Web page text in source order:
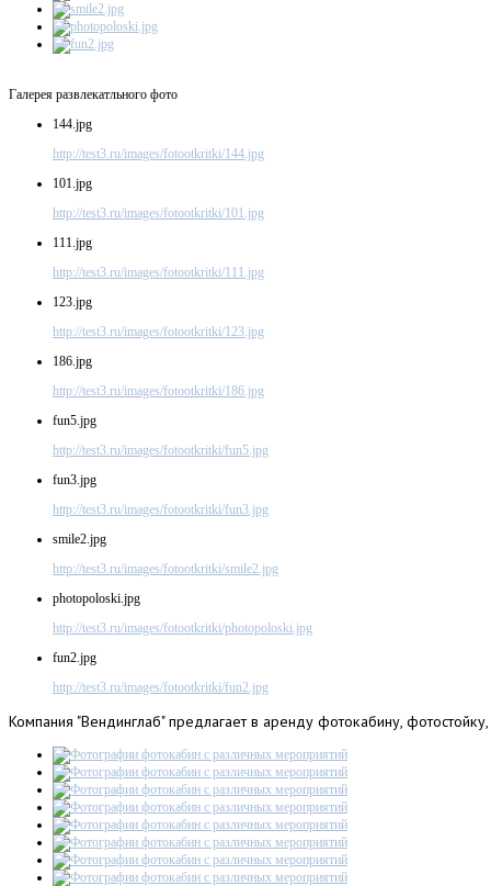
Галерея развлекатльного фото
144.jpg
http://test3.ru/images/fotootkritki/144.jpg
101.jpg
http://test3.ru/images/fotootkritki/101.jpg
111.jpg
http://test3.ru/images/fotootkritki/111.jpg
123.jpg
http://test3.ru/images/fotootkritki/123.jpg
186.jpg
http://test3.ru/images/fotootkritki/186.jpg
fun5.jpg
http://test3.ru/images/fotootkritki/fun5.jpg
fun3.jpg
http://test3.ru/images/fotootkritki/fun3.jpg
smile2.jpg
http://test3.ru/images/fotootkritki/smile2.jpg
photopoloski.jpg
http://test3.ru/images/fotootkritki/photopoloski.jpg
fun2.jpg
http://test3.ru/images/fotootkritki/fun2.jpg
Компания "Вендинглаб" предлагает в аренду фотокабину,